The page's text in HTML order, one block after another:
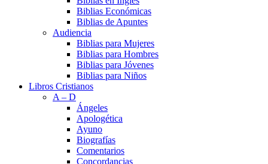
Biblias Económicas
Biblias de Apuntes
Audiencia
Biblias para Mujeres
Biblias para Hombres
Biblias para Jóvenes
Biblias para Niños
Libros Cristianos
A – D
Ángeles
Apologética
Ayuno
Biografías
Comentarios
Concordancias